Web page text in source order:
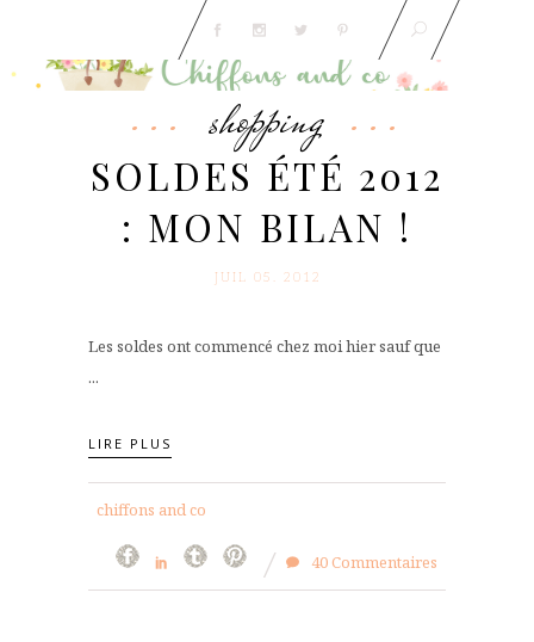
shopping
SOLDES ÉTÉ 2012
: MON BILAN !
JUIL 05. 2012
Les soldes ont commencé chez moi hier sauf que
...
LIRE PLUS
chiffons and co
40 Commentaires